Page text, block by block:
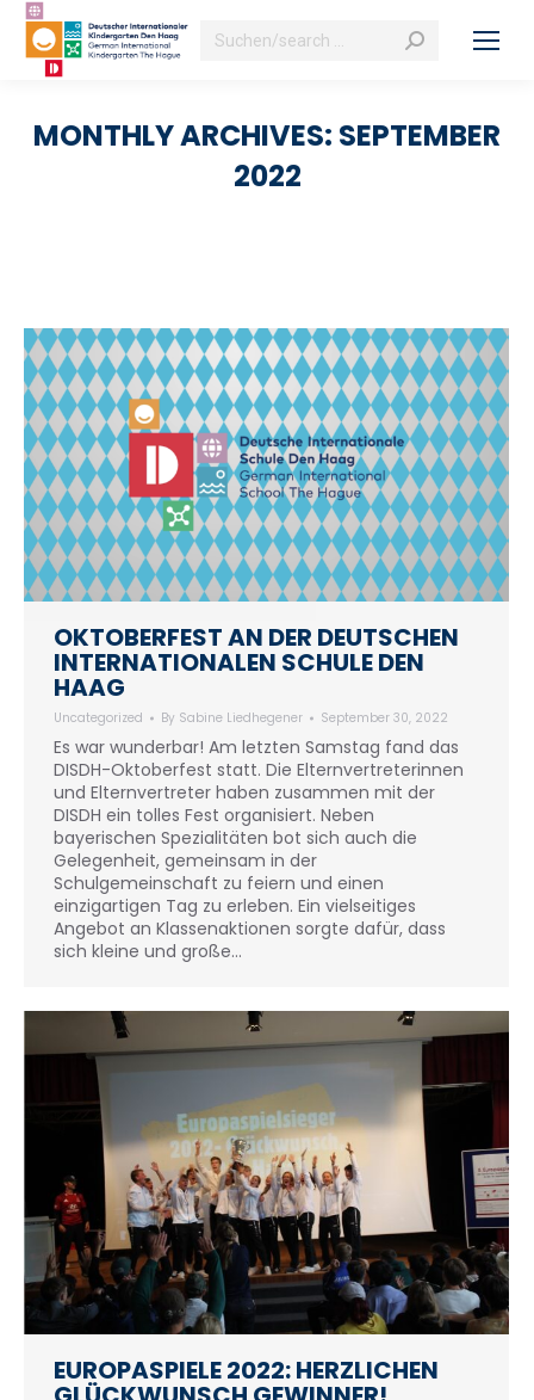
Search:
MONTHLY ARCHIVES: SEPTEMBER
2022
OKTOBERFEST AN DER DEUTSCHEN
INTERNATIONALEN SCHULE DEN
HAAG
Uncategorized By Sabine Liedhegener September 30, 2022
Es war wunderbar! Am letzten Samstag fand das
DISDH-Oktoberfest statt. Die Elternvertreterinnen
und Elternvertreter haben zusammen mit der
DISDH ein tolles Fest organisiert. Neben
bayerischen Spezialitäten bot sich auch die
Gelegenheit, gemeinsam in der
Schulgemeinschaft zu feiern und einen
einzigartigen Tag zu erleben. Ein vielseitiges
Angebot an Klassenaktionen sorgte dafür, dass
sich kleine und große…
EUROPASPIELE 2022: HERZLICHEN